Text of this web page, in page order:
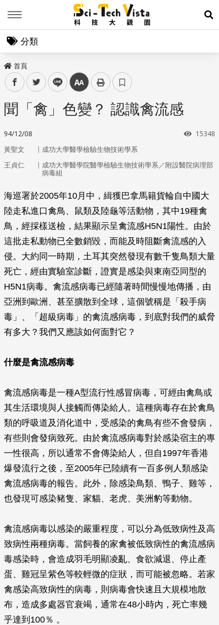
展
分類
首頁
facebooktwitter line 中
聞「禽」色變？ 認識禽流感
94/12/08 瀏覽次
15348
黃聖文 ｜ 成功大學醫學檢驗生物技術學系
王貞仁
｜ 成功大學醫學院醫學檢驗生物技術學系／附設醫院病理部
病毒組
海巡署於2005年10月中，緝獲巴拿馬籍貨輪自中國大
陸走私進口禽鳥、鼠類及陸龜等活動物，其中19種禽
鳥，經採樣送檢，結果顯示呈禽流感H5N1陽性。由於
這批走私動物已全數銷毀，而能及時阻斷禽流感的入
侵。大約同一時期，土耳其突然發現有數千隻鳥類大量
死亡，經由實驗室診斷，證實是感染與東南亞同型的
H5N1病毒。禽流感病毒已經隨著時間慢慢地傳播，由
亞洲到歐洲、甚至擴散到全球，這個號稱是「殺手病
毒」、「超級病毒」的禽流感病毒，到底對我們的威脅
有多大？我們又應該如何面對它？
什麼是禽流感病毒
禽流感病毒是一種A型流行性感冒病毒，可經由禽鳥或
其生活環境與人接觸而傳染給人。這種病毒存在於禽鳥
類的呼吸道及消化道中，受感染的禽鳥有些不會發病，
有些則會發病致死。由於禽流感病毒對於感染宿主的專
一性很高，所以通常不會傳染給人，但自1997年香港
爆發流行之後，至2005年已陸續有一百多例人類感染
禽流感病毒的報告。此外，除感染鳥類、鴨子、雞等，
也發現可感染豬隻、家貓、老虎、美洲豹等動物。
禽流感病毒以感染的嚴重程度，可以分為低致病性及高
致病性兩種病毒。當飼養的家禽被低致病性的禽流感病
毒感染時，會造成羽毛明顯凌亂、食欲減退、停止產
蛋、雞冠呈紫色等較輕微的症狀，而可能被忽略。若家
禽感染高致病性的病毒，則病毒會快速且大規模地散
布，造成多處器官衰竭，通常在48小時內，死亡率幾
乎達到100％ 。